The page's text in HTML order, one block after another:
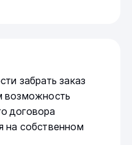
забрать заказ
возможность
договора
на собственном